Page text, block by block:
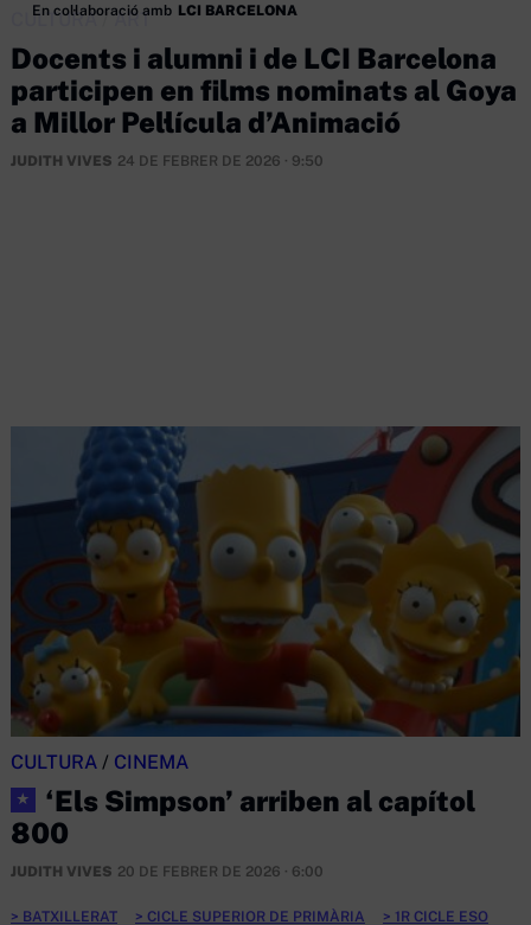
En col·laboració amb LCI BARCELONA
CULTURA/ART
Docents i alumni i de LCI Barcelona
participen en films nominats al Goya
a Millor Pel·lícula d’Animació
JUDITH VIVES 24 DE FEBRER DE 2026 · 9:50
CULTURA / CINEMA
★
‘Els Simpson’ arriben al capítol
800
JUDITH VIVES 20 DE FEBRER DE 2026 · 6:00
BATXILLERAT CICLE SUPERIOR DE PRIMÀRIA
1R CICLE ESO